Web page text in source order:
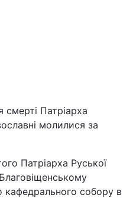
Львів
Харків
смерті Патріарха
молилися за
Патріарха Руської
кафедрального собору в